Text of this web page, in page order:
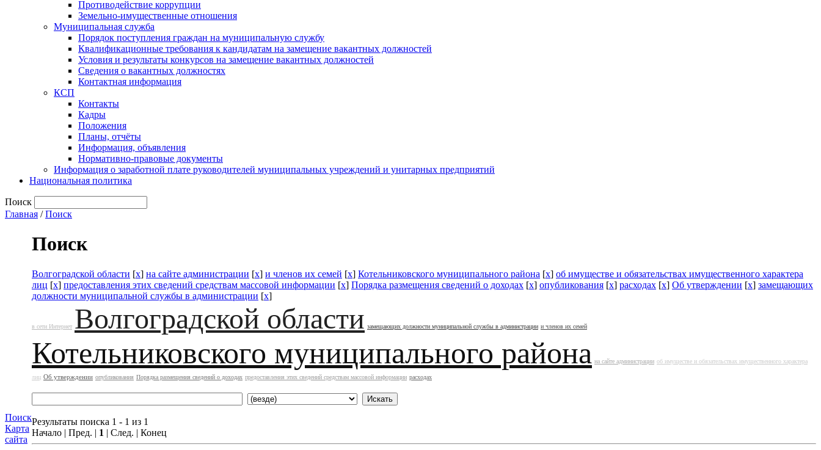
Противодействие коррупции
Земельно-имущественные отношения
Муниципальная служба
Порядок поступления граждан на муниципальную службу
Квалификационные требования к кандидатам на замещение вакантных должностей
Условия и результаты конкурсов на замещение вакантных должностей
Сведения о вакантных должностях
Контактная информация
КСП
Контакты
Кадры
Положения
Планы, отчёты
Информация, объявления
Нормативно-правовые документы
Информация о заработной плате руководителей муниципальных учреждений и унитарных предприятий
Национальная политика
Поиск
Главная /Поиск
Поиск
Карта
сайта
Поиск
Волгоградской области [x] на сайте администрации [x] и членов их семей [x] Котельниковского муниципального района [x] об имуществе и обязательствах имущественного характера
лиц [x] предоставления этих сведений средствам массовой информации [x] Порядка размещения сведений о доходах [x] опубликования [x] расходах [x] Об утверждении [x] замещающих
должности муниципальной службы в администрации [x]
в сети Интернет Волгоградской области замещающих должности муниципальной службы в администрации и членов их семей
Котельниковского муниципального района на сайте администрации об имуществе и обязательствах имущественного характера
лиц Об утверждении опубликования Порядка размещения сведений о доходах предоставления этих сведений средствам массовой информации расходах
Результаты поиска 1 - 1 из 1
Начало | Пред. | 1 | След. | Конец